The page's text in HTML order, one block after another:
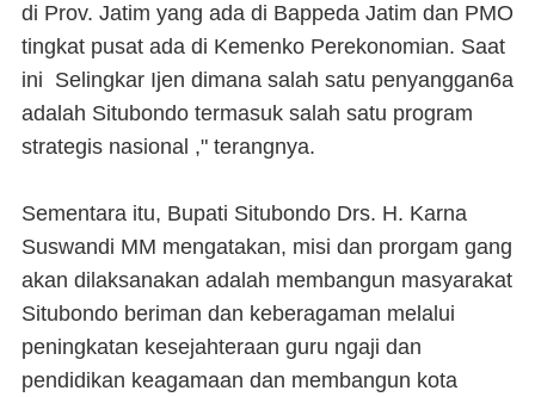
di Prov. Jatim yang ada di Bappeda Jatim dan PMO
tingkat pusat ada di Kemenko Perekonomian. Saat
ini Selingkar Ijen dimana salah satu penyanggan6a
adalah Situbondo termasuk salah satu program
strategis nasional ," terangnya.
Sementara itu, Bupati Situbondo Drs. H. Karna
Suswandi MM mengatakan, misi dan prorgam gang
akan dilaksanakan adalah membangun masyarakat
Situbondo beriman dan keberagaman melalui
peningkatan kesejahteraan guru ngaji dan
pendidikan keagamaan dan membangun kota